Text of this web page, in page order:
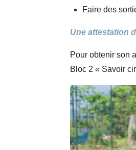
Faire des
Une attestation
Pour obtenir son
Bloc 2 « Savoir